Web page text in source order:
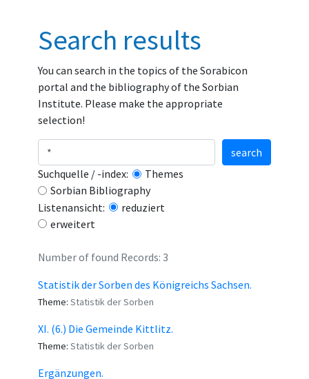
Search results
You can search in the topics of the Sorabicon
portal and the bibliography of the Sorbian
Institute. Please make the appropriate
selection!
Suchquelle / -index:
Themes
Sorbian Bibliography
Listenansicht:
reduziert
erweitert
search
Number of found Records: 3
Statistik der Sorben des Königreichs Sachsen.
Theme: Statistik der Sorben
XI. (6.) Die Gemeinde Kittlitz.
Theme: Statistik der Sorben
Ergänzungen.